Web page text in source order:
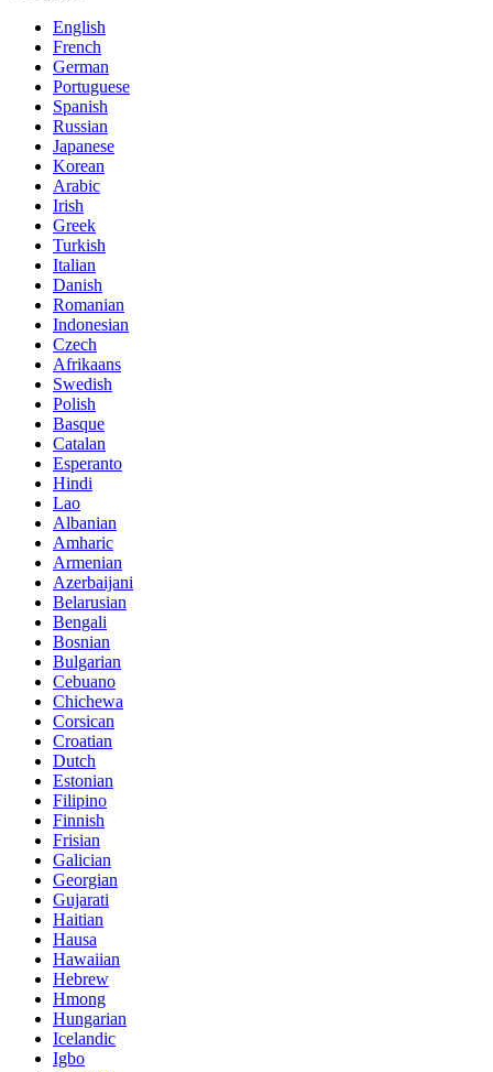
English
French
German
Portuguese
Spanish
Russian
Japanese
Korean
Arabic
Irish
Greek
Turkish
Italian
Danish
Romanian
Indonesian
Czech
Afrikaans
Swedish
Polish
Basque
Catalan
Esperanto
Hindi
Lao
Albanian
Amharic
Armenian
Azerbaijani
Belarusian
Bengali
Bosnian
Bulgarian
Cebuano
Chichewa
Corsican
Croatian
Dutch
Estonian
Filipino
Finnish
Frisian
Galician
Georgian
Gujarati
Haitian
Hausa
Hawaiian
Hebrew
Hmong
Hungarian
Icelandic
Igbo